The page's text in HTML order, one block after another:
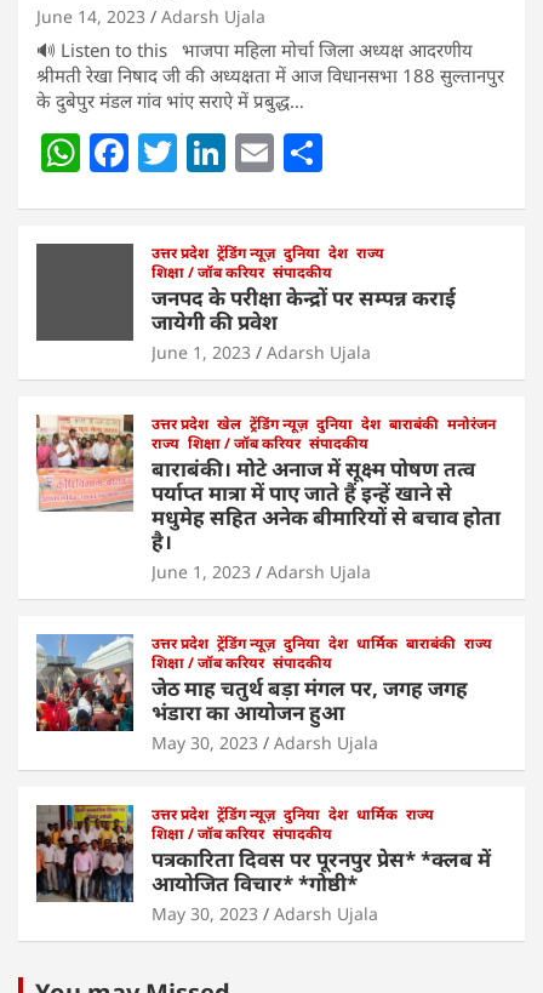
June 14, 2023 Adarsh Ujala
🔊 Listen to this भाजपा महिला मोर्चा जिला अध्यक्ष आदरणीय
श्रीमती रेखा निषाद जी की अध्यक्षता में आज विधानसभा 188 सुल्तानपुर
के दुबेपुर मंडल गांव भांए सराऐ में प्रबुद्ध…
W
at
p
p
F
c
b
o
o
k
T
er
Li
e
dI
n
E
l e
उत्तर प्रदेश ट्रेंडिंग न्यूज़ दुनिया देश राज्य
शिक्षा / जॉब करियर संपादकीय
जनपद के परीक्षा केन्द्रों पर सम्पन्न कराई
जायेगी की प्रवेश
June 1, 2023 Adarsh Ujala
उत्तर प्रदेश खेल ट्रेंडिंग न्यूज़ दुनिया देश बाराबंकी मनोरंजन
राज्य शिक्षा / जॉब करियर संपादकीय
बाराबंकी। मोटे अनाज में सूक्ष्म पोषण तत्व
पर्याप्त मात्रा में पाए जाते हैं इन्हें खाने से
मधुमेह सहित अनेक बीमारियों से बचाव होता
है।
June 1, 2023 Adarsh Ujala
उत्तर प्रदेश ट्रेंडिंग न्यूज़ दुनिया देश धार्मिक बाराबंकी राज्य
शिक्षा / जॉब करियर संपादकीय
जेठ माह चतुर्थ बड़ा मंगल पर, जगह जगह
भंडारा का आयोजन हुआ
May 30, 2023 Adarsh Ujala
उत्तर प्रदेश ट्रेंडिंग न्यूज़ दुनिया देश धार्मिक राज्य
शिक्षा / जॉब करियर संपादकीय
पत्रकारिता दिवस पर पूरनपुर प्रेस* *क्लब में
आयोजित विचार* *गोष्ठी*
May 30, 2023 Adarsh Ujala